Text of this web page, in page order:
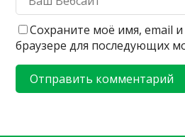
Сохраните моё имя, email и
браузере для последующих